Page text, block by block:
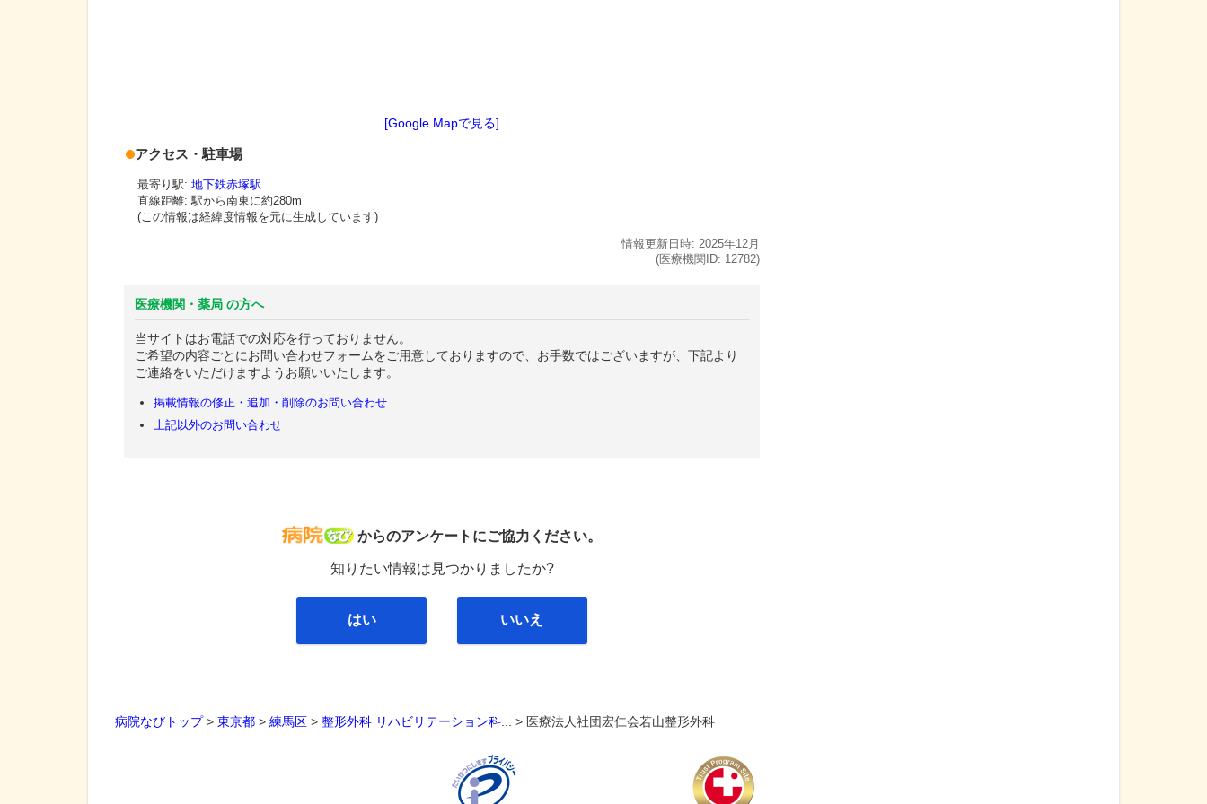
[Google Mapで見る]
アクセス・駐車場
最寄り駅: 地下鉄赤塚駅
直線距離: 駅から南東に約280m
(この情報は経緯度情報を元に生成しています)
情報更新日時: 2025年12月
(医療機関ID: 12782)
医療機関・薬局 の方へ
当サイトはお電話での対応を行っておりません。
ご希望の内容ごとにお問い合わせフォームをご用意しておりますので、お手数ではございますが、下記より
ご連絡をいただけますようお願いいたします。
掲載情報の修正・追加・削除のお問い合わせ
上記以外のお問い合わせ
病院なび
からのアンケートにご協力ください。
知りたい情報は見つかりましたか?
はい いいえ
病院なびトップ> 東京都 > 練馬区 > 整形外科 リハビリテーション科 ... > 医療法人社団宏仁会若山整形外科